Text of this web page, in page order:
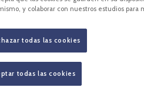
y colaborar con nuestros estudios para
todas las cookies
todas las cookies